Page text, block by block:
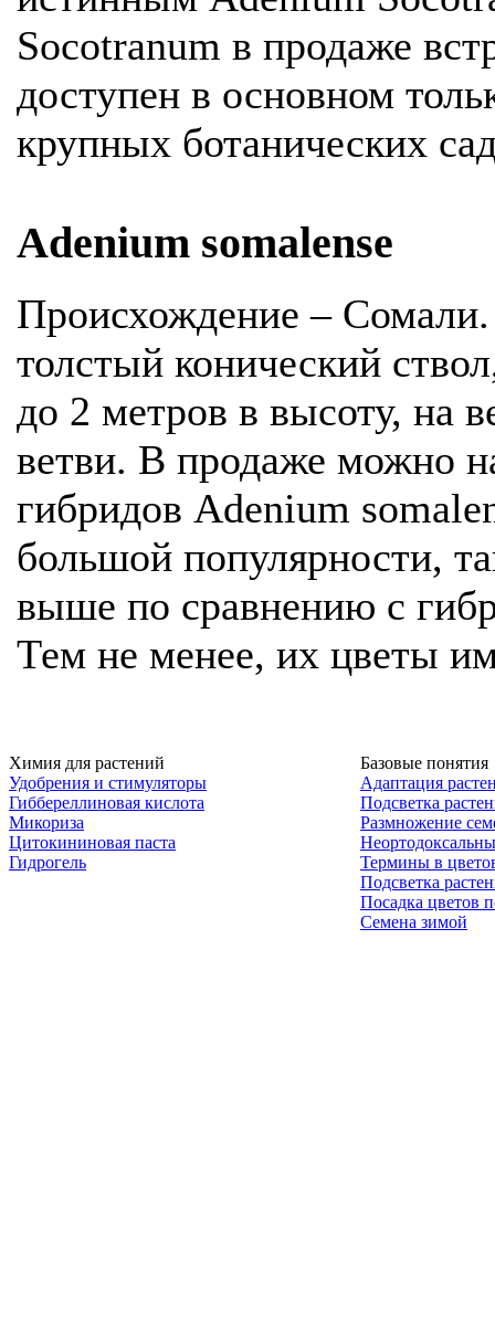
Socotranum в продаже
доступен в основном
крупных ботанических
Adenium somalense
Происхождение –
толстый конический
до 2 метров в высоту, на
ветви. В продаже можно
гибридов Adenium
большой популярности,
выше по сравнению с
Тем не менее, их цветы
Химия для растений
Удобрения и стимуляторы
Гиббереллиновая кислота
Микориза
Цитокининовая паста
Гидрогель
Базовые понятия
Адаптация
Подсветка
Размножение
Термины в
Подсветка
Посадка цветов
Семена зимой